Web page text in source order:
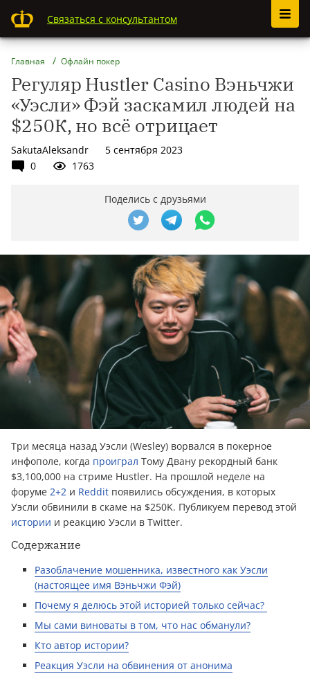
Связаться с консультантом
Главная Офлайн покер
Регуляр Hustler Casino Вэньчжи
«Уэсли» Фэй заскамил людей на
$250К, но всё отрицает
SakutaAleksandr
5 сентября 2023
0
1763
Поделись с друзьями
Три месяца назад Уэсли (Wesley) ворвался в покерное
инфополе, когда проиграл Тому Двану рекордный банк
$3,100,000 на стриме Hustler. На прошлой неделе на
форуме 2+2 и Reddit появились обсуждения, в которых
Уэсли обвинили в скаме на $250K. Публикуем перевод этой
истории и реакцию Уэсли в Twitter.
Содержание
Разоблачение мошенника, известного как Уэсли
(настоящее имя Вэньчжи Фэй)
Почему я делюсь этой историей только сейчас?
Мы сами виноваты в том, что нас обманули?
Кто автор истории?
Реакция Уэсли на обвинения от анонима